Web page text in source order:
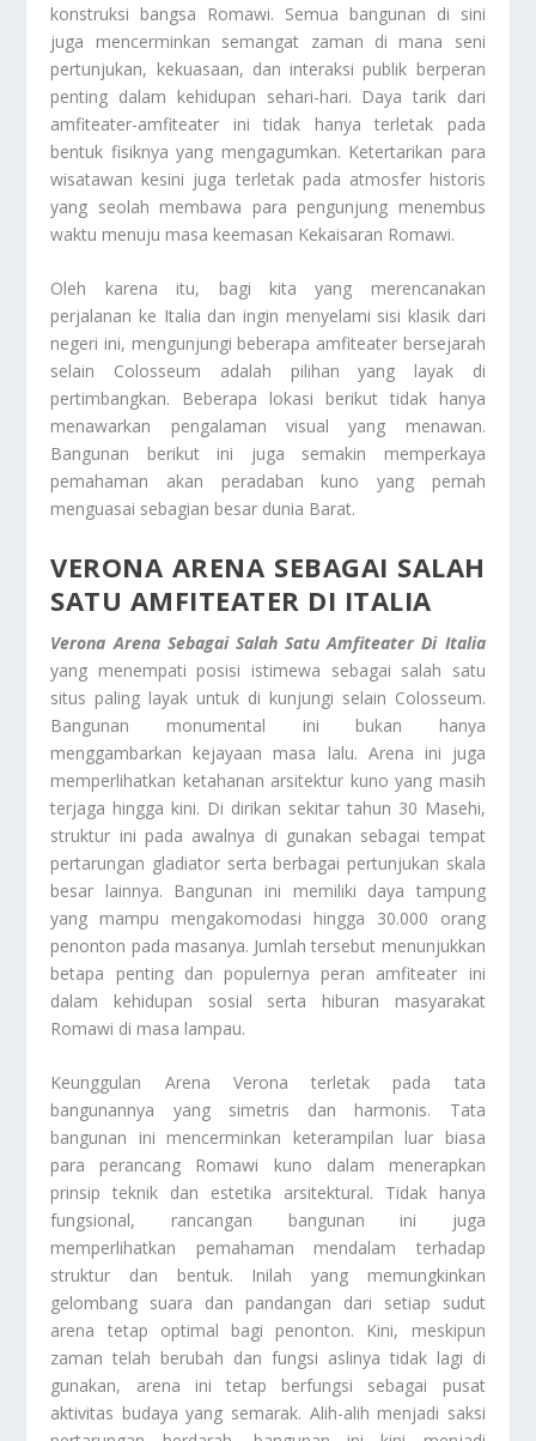
konstruksi bangsa Romawi. Semua bangunan di sini
juga mencerminkan semangat zaman di mana seni
pertunjukan, kekuasaan, dan interaksi publik berperan
penting dalam kehidupan sehari-hari. Daya tarik dari
amfiteater-amfiteater ini tidak hanya terletak pada
bentuk fisiknya yang mengagumkan. Ketertarikan para
wisatawan kesini juga terletak pada atmosfer historis
yang seolah membawa para pengunjung menembus
waktu menuju masa keemasan Kekaisaran Romawi.
Oleh karena itu, bagi kita yang merencanakan
perjalanan ke Italia dan ingin menyelami sisi klasik dari
negeri ini, mengunjungi beberapa amfiteater bersejarah
selain Colosseum adalah pilihan yang layak di
pertimbangkan. Beberapa lokasi berikut tidak hanya
menawarkan pengalaman visual yang menawan.
Bangunan berikut ini juga semakin memperkaya
pemahaman akan peradaban kuno yang pernah
menguasai sebagian besar dunia Barat.
VERONA ARENA SEBAGAI SALAH
SATU AMFITEATER DI ITALIA
Verona Arena Sebagai Salah Satu Amfiteater Di Italia
yang menempati posisi istimewa sebagai salah satu
situs paling layak untuk di kunjungi selain Colosseum.
Bangunan monumental ini bukan hanya
menggambarkan kejayaan masa lalu. Arena ini juga
memperlihatkan ketahanan arsitektur kuno yang masih
terjaga hingga kini. Di dirikan sekitar tahun 30 Masehi,
struktur ini pada awalnya di gunakan sebagai tempat
pertarungan gladiator serta berbagai pertunjukan skala
besar lainnya. Bangunan ini memiliki daya tampung
yang mampu mengakomodasi hingga 30.000 orang
penonton pada masanya. Jumlah tersebut menunjukkan
betapa penting dan populernya peran amfiteater ini
dalam kehidupan sosial serta hiburan masyarakat
Romawi di masa lampau.
Keunggulan Arena Verona terletak pada tata
bangunannya yang simetris dan harmonis. Tata
bangunan ini mencerminkan keterampilan luar biasa
para perancang Romawi kuno dalam menerapkan
prinsip teknik dan estetika arsitektural. Tidak hanya
fungsional, rancangan bangunan ini juga
memperlihatkan pemahaman mendalam terhadap
struktur dan bentuk. Inilah yang memungkinkan
gelombang suara dan pandangan dari setiap sudut
arena tetap optimal bagi penonton. Kini, meskipun
zaman telah berubah dan fungsi aslinya tidak lagi di
gunakan, arena ini tetap berfungsi sebagai pusat
aktivitas budaya yang semarak. Alih-alih menjadi saksi